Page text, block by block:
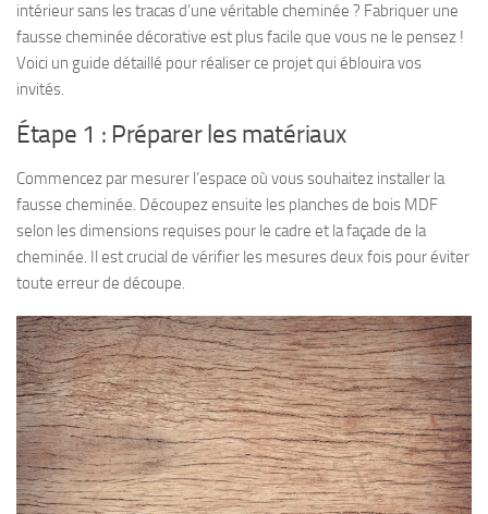
intérieur sans les tracas d’une véritable cheminée ? Fabriquer une
fausse cheminée décorative est plus facile que vous ne le pensez !
Voici un guide détaillé pour réaliser ce projet qui éblouira vos
invités.
Étape 1 : Préparer les matériaux
Commencez par mesurer l’espace où vous souhaitez installer la
fausse cheminée. Découpez ensuite les planches de bois MDF
selon les dimensions requises pour le cadre et la façade de la
cheminée. Il est crucial de vérifier les mesures deux fois pour éviter
toute erreur de découpe.